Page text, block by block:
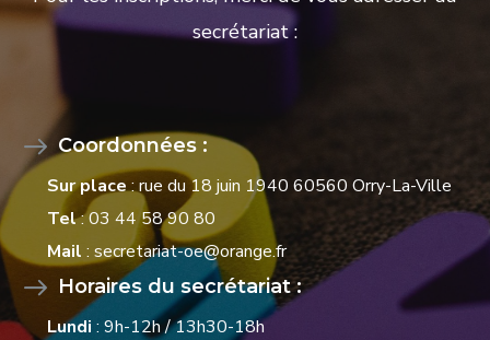
secrétariat :
Coordonnées :
Sur place: rue du 18 juin 1940 60560 Orry-La-Ville
Tel: 03 44 58 90 80
Mail : secretariat-oe@orange.fr
Horaires du secrétariat :
Lundi : 9h-12h / 13h30-18h